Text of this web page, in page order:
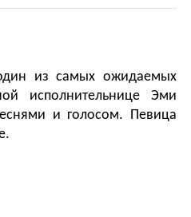
из самых ожидаемых
исполнительнице Эми
и голосом. Певица